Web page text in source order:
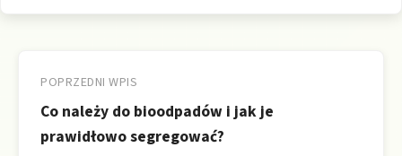
wpisu
POPRZEDNI WPIS
Co należy do bioodpadów i jak je
prawidłowo segregować?